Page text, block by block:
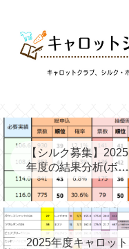
【シルク募集】2025
年度の結果分析(ボー
ダー、確率、昨年度
との比較など)
2025年度キャロット